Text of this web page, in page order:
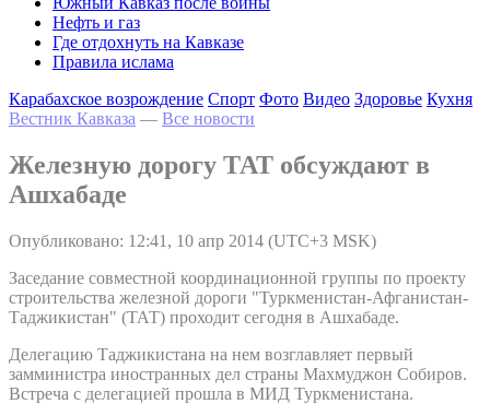
Нефть и газ
Где отдохнуть на Кавказе
Правила ислама
Карабахское возрождение Спорт Фото Видео Здоровье Кухня
Вестник Кавказа — Все новости
Железную дорогу ТАТ обсуждают в
Ашхабаде
Опубликовано: 12:41, 10 апр 2014 (UTC+3 MSK)
Заседание совместной координационной группы по проекту
строительства железной дороги "Туркменистан-Афганистан-
Таджикистан" (ТАТ) проходит сегодня в Ашхабаде.
Делегацию Таджикистана на нем возглавляет первый
замминистра иностранных дел страны Махмуджон Собиров.
Встреча с делегацией прошла в МИД Туркменистана.